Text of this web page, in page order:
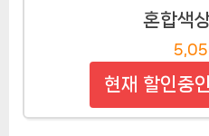
혼합색
현재 할인중